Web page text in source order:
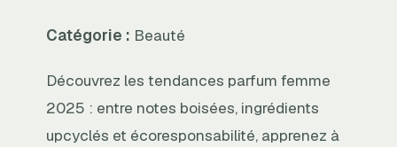
Catégorie : Beauté
Découvrez les tendances parfum femme
2025 : entre notes boisées, ingrédients
upcyclés et écoresponsabilité, apprenez à